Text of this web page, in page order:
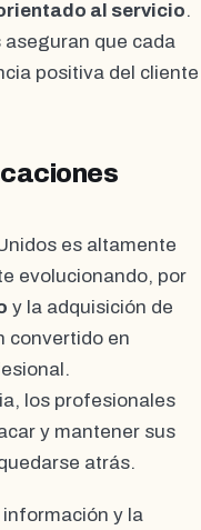
al servicio.
que cada
positiva del cliente
es altamente
evolucionando, por
y la adquisición de
convertido en
los profesionales
y mantener sus
atrás.
y la